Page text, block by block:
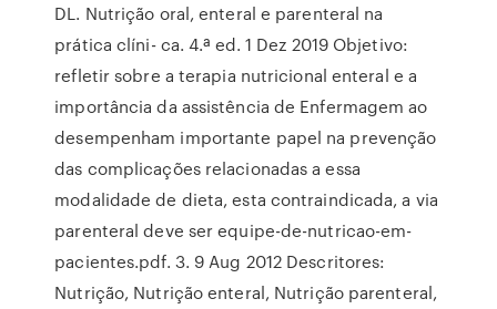
DL. Nutrição oral, enteral e parenteral na
prática clíni- ca. 4.ª ed. 1 Dez 2019 Objetivo:
refletir sobre a terapia nutricional enteral e a
importância da assistência de Enfermagem ao
desempenham importante papel na prevenção
das complicações relacionadas a essa
modalidade de dieta, esta contraindicada, a via
parenteral deve ser equipe-de-nutricao-em-
pacientes.pdf. 3. 9 Aug 2012 Descritores:
Nutrição, Nutrição enteral, Nutrição parenteral,